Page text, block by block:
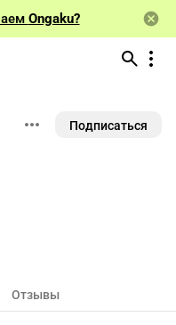
Ongaku?
Подписаться
Отзывы